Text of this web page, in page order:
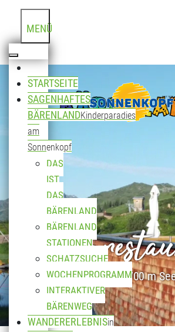
MENÜ
STARTSEITE
SAGENHAFTES
BÄRENLANDKinderparadies
am
Sonnenkopf
DAS
IST
DAS
BÄRENLAND
BÄRENLAND
STATIONEN
SCHATZSUCHE
WOCHENPROGRAMM
INTERAKTIVER
BÄRENWEG
WANDERERLEBNISin
Genuss auf 1.700 m